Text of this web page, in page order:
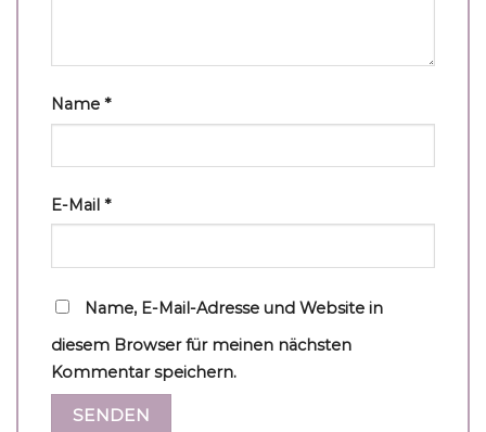
Name *
E-Mail *
Name, E-Mail-Adresse und Website in
diesem Browser für meinen nächsten
Kommentar speichern.